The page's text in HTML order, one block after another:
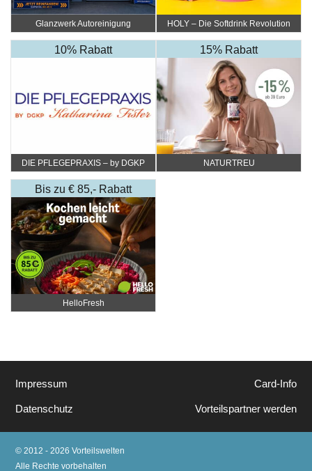
Glanzwerk Autoreinigung HOLY – Die Softdrink Revolution
10% Rabatt
DIE PFLEGEPRAXIS – by DGKP
15% Rabatt
NATURTREU
Bis zu € 85,- Rabatt
HelloFresh
Impressum
Datenschutz
Card-Info
Vorteilspartner werden
© 2012 - 2026 Vorteilswelten
Alle Rechte vorbehalten